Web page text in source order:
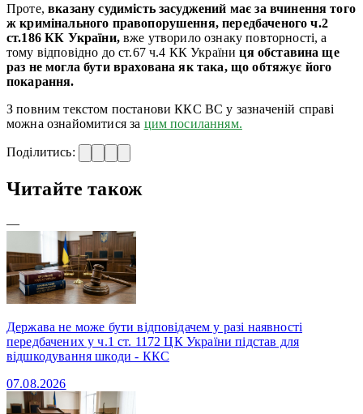
Проте, вказану судимість засуджений має за вчинення того
ж кримінального правопорушення, передбаченого ч.2
ст.186 КК України,вже утворило ознаку повторності, а
тому відповідно до ст.67 ч.4 КК Україниця обставина ще
раз не могла бути врахована як така, що обтяжує його
покарання.
З повним текстом постанови ККС ВС у зазначеній справі
можна ознайомитися за цим посиланням.
Поділитись:
Читайте також
—
Держава не може бути відповідачем у разі наявності
передбачених у ч.1 ст. 1172 ЦК України підстав для
відшкодування шкоди - ККС
07.08.2026